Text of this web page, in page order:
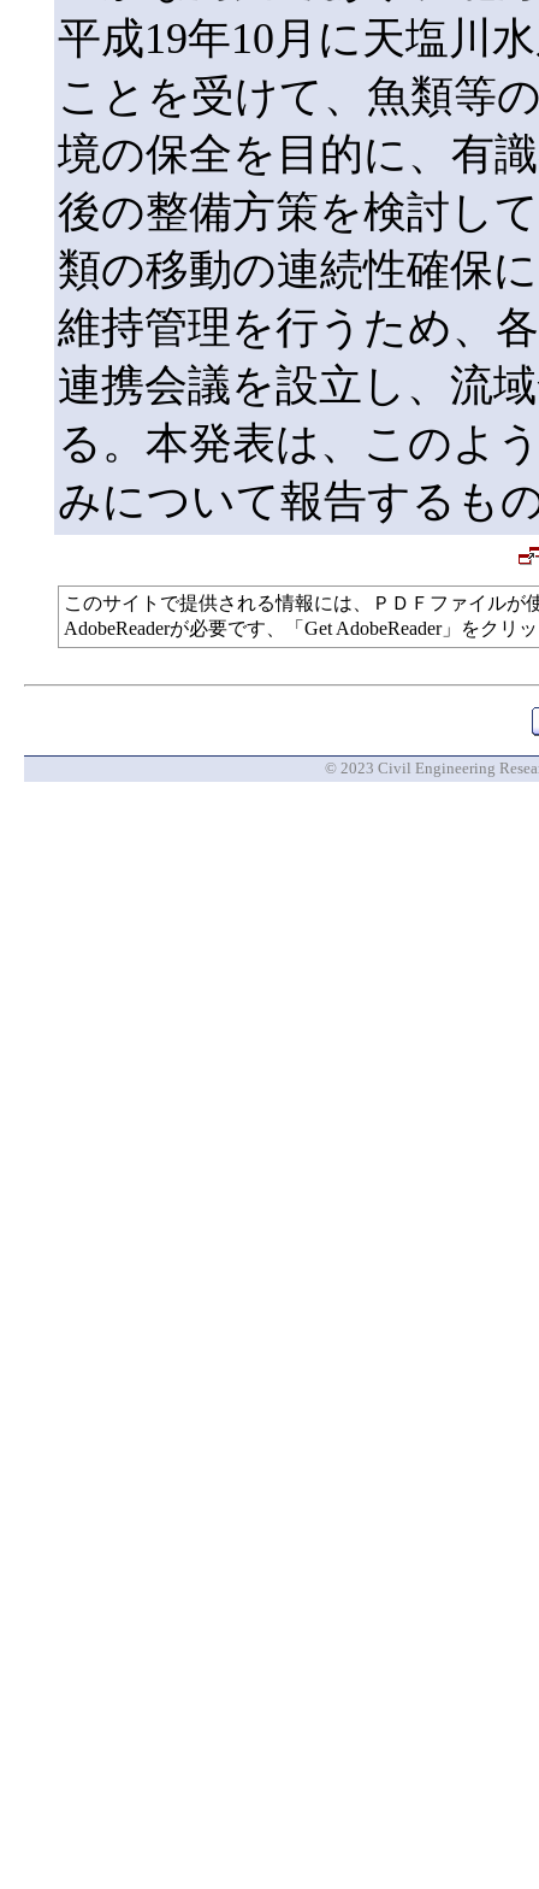
平成19年10月に天塩川
ことを受けて、魚類等
境の保全を目的に、有
後の整備方策を検討し
類の移動の連続性確保
維持管理を行うため、
連携会議を設立し、流
る。本発表は、このよ
みについて報告するも
このサイトで提供される情報には、ＰＤＦファイル
AdobeReaderが必要です、「Get AdobeReader」をク
© 2023 Civil Engineering